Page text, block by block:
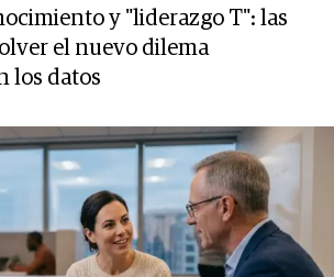
y "liderazgo T": las
el nuevo dilema
los datos